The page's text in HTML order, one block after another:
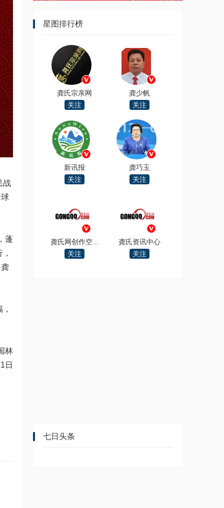
战
蓬
林
日
星图排行榜
龚氏宗亲网
关注
龚少帆
关注
新讯报
关注
龚巧玉
关注
龚氏网创作空...
关注
龚氏资讯中心
关注
七日头条